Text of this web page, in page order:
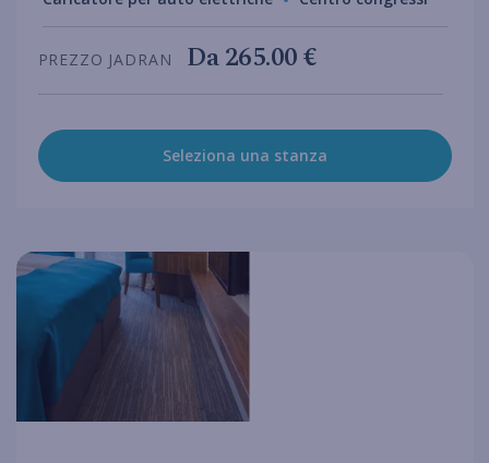
PREZZO JADRAN Da265.00 €
Seleziona una stanza
hotel